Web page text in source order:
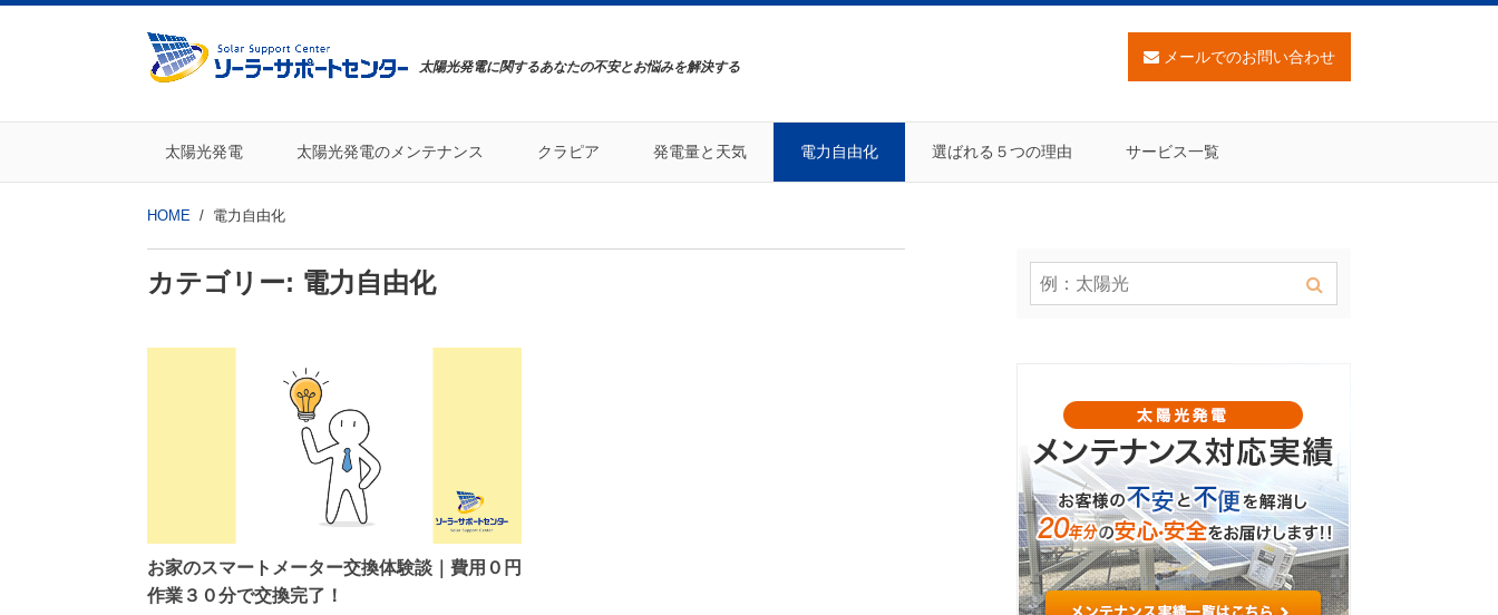
太陽光発電に関するあなたの不安とお悩みを解決する
メールでのお問い合わせ
太陽光発電 太陽光発電のメンテナンス クラピア 発電量と天気 電力自由化 選ばれる５つの理由 サービス一覧
HOME 電力自由化
カテゴリー: 電力自由化
お家のスマートメーター交換体験談｜費用０円
作業３０分で交換完了！